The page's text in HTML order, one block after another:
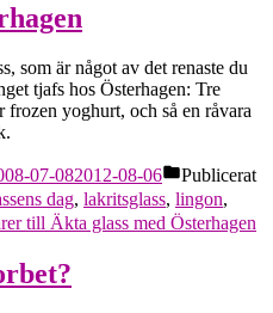
som är något av det renaste du
tjafs hos Österhagen: Tre
frozen yoghurt, och så en råvara
07-082012-08-06
Publicerat
dag, lakritsglass, lingon,
till Äkta glass med Österhagen